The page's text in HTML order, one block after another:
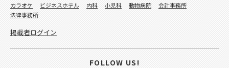
カラオケ
ビジネスホテル 内科 小児科 動物病院
会計事務所
法律事務所
掲載者ログイン
FOLLOW US!